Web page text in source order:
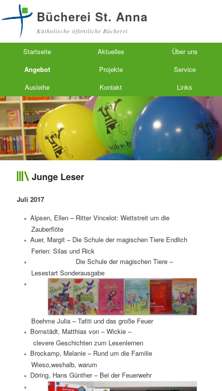
Bücherei St. Anna
Katholische öffentliche Bücherei
Hauptmenü
Zum primären Inhalt springen
Zum sekundären Inhalt springen
Startseite Aktuelles
Über uns
Angebot
Projekte
Service
Ausleihe
Kontakt Links
Junge Leser
Juli 2017
Alpsen, Ellen – Ritter Vincelot: Wettstreit um die
Zauberflöte
Auer, Margit – Die Schule der magischen Tiere Endlich
Ferien: Silas und Rick
Die Schule der magischen Tiere –
Lesestart Sonderausgabe
Boehme Julia – Tafiti und das große Feuer
Bornstädt, Matthias von – Wickie –
clevere Geschichten zum Lesenlernen
Brockamp, Melanie – Rund um die Familie
Wieso,weshalb, warum
Döring, Hans Günther – Bei der Feuerwehr